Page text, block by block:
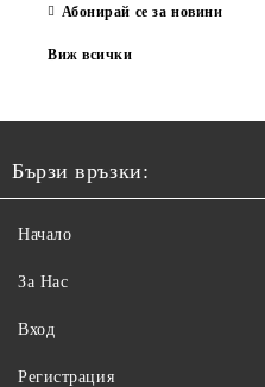
Абонирай се за новини
Виж всички
Бързи връзки:
Начало
За Нас
Вход
Регистрация